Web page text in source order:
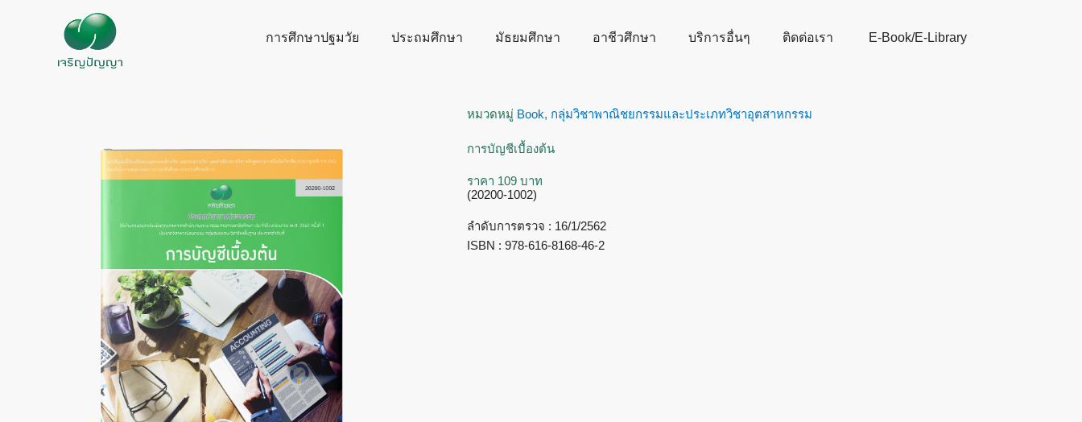
การศึกษาปฐมวัย ประถมศึกษา มัธยมศึกษา อาชีวศึกษา บริการอื่นๆ ติดต่อเรา E-Book/E-Library
หมวดหมู่ Book, กลุ่มวิชาพาณิชยกรรมและประเภทวิชาอุตสาหกรรม
การบัญชีเบื้องต้น
ราคา 109 บาท
(20200-1002)
ลำดับการตรวจ : 16/1/2562
ISBN : 978-616-8168-46-2